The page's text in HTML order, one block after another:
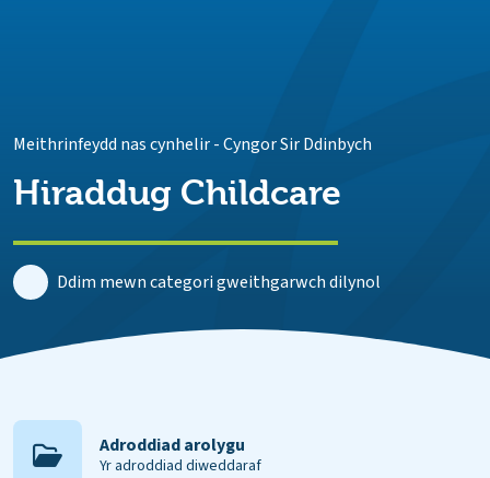
Meithrinfeydd nas cynhelir-Cyngor Sir Ddinbych
Hiraddug Childcare
Ddim mewn categori gweithgarwch dilynol
Adroddiad arolygu
Yr adroddiad diweddaraf